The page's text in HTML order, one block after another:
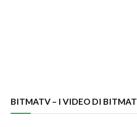
BITMATV – I VIDEO DI BITMAT